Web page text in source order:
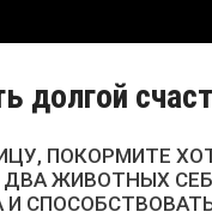
ПОКОРМИТЕ
ЖИВОТНЫХ